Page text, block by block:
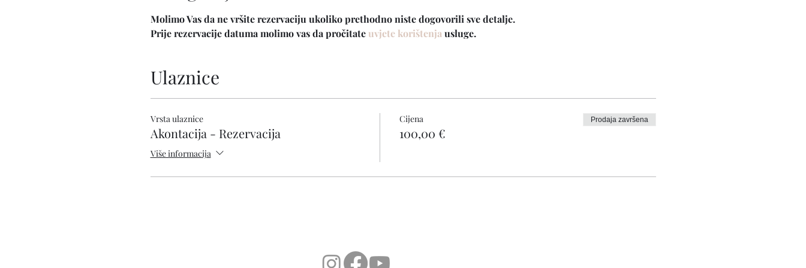
Molimo Vas da ne vršite rezervaciju ukoliko prethodno niste dogovorili sve detalje.
Prije rezervacije datuma molimo vas da pročitate uvjete korištenja usluge.
Ulaznice
Vrsta ulaznice
Akontacija - Rezervacija
Više informacija
Cijena
100,00 €
Prodaja završena